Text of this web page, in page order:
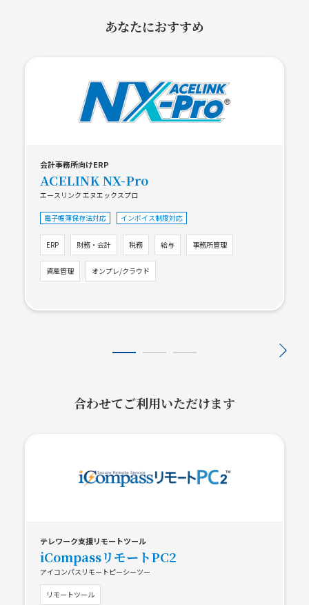
あなたにおすすめ
会計事務所向けERP
ACELINK NX-Pro
エースリンク エヌエックスプロ
電子帳簿保存法対応 インボイス制度対応
ERP 財務・会計 税務 給与 事務所管理
資産管理 オンプレ/クラウド
合わせてご利用いただけます
テレワーク支援リモートツール
iCompassリモートPC2
アイコンパスリモートピーシーツー
リモートツール